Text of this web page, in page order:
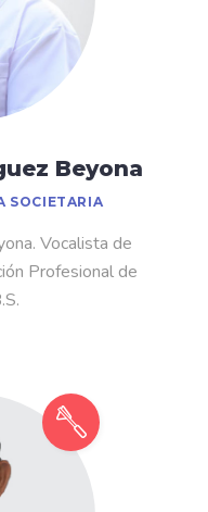
Beyona
SOCIETARIA
Vocalista de
Profesional de